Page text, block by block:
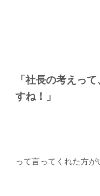
「社長の考えっ
すね！」
って言ってくれた方